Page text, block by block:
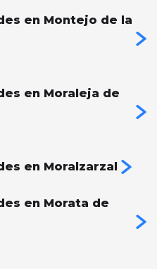
en Montejo de la
en Moraleja de
en Moralzarzal
en Morata de